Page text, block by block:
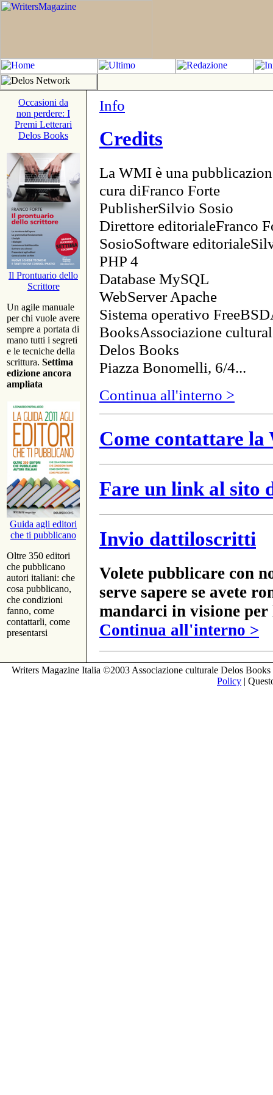
Occasioni da
non perdere: I
Premi Letterari
Delos Books
Il Prontuario dello
Scrittore
Un agile manuale
per chi vuole avere
sempre a portata di
mano tutti i segreti
e le tecniche della
scrittura. Settima
edizione ancora
ampliata
Guida agli editori
che ti pubblicano
Oltre 350 editori
che pubblicano
autori italiani: che
cosa pubblicano,
che condizioni
fanno, come
contattarli, come
presentarsi
Info
Credits
La WMI è una
cura diFranco Forte
PublisherSilvio Sosio
Direttore editorialeFranco
SosioSoftware
PHP 4
Database MySQL
WebServer Apache
Sistema operativo
BooksAssociazione
Delos Books
Piazza Bonomelli, 6/4...
Continua all'interno >
Come contattare
Fare un link al sito
Invio dattiloscritti
Volete pubblicare con
serve sapere se avete
mandarci in visione
Continua all'interno >
Writers Magazine Italia ©2003 Associazione culturale Delos
Policy |